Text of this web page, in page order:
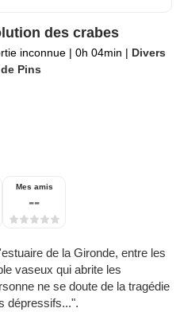
des crabes
inconnue | 0h 04min | Divers
Pins
Mes amis
--
de la Gironde, entre les
vaseux qui abrite les
ne se doute de la tragédie
dépressifs...".